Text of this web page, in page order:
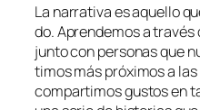
La na­rra­ti­va es aque­llo
do. Aprendemos a
jun­to con per­so­nas que
ti­mos más pró­xi­mos a
com­par­ti­mos gus­tos en